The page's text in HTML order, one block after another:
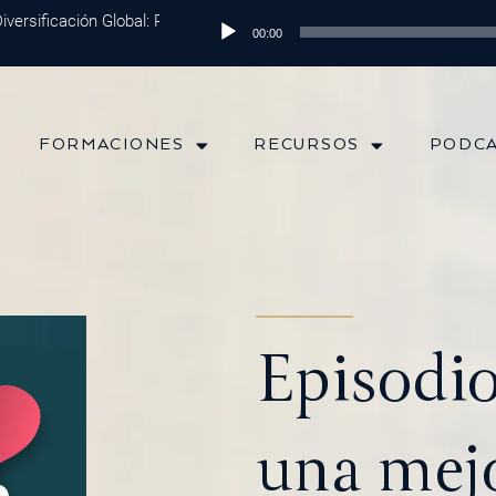
Global: Protege tu Dinero y Maximiza tus Inversiones
Reproductor
00:00
FORMACIONES RECURSOS
una